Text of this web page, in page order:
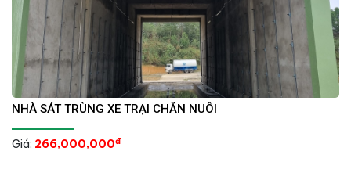
NHÀ SÁT TRÙNG XE TRẠI CHĂN NUÔI
Giá: 266,000,000đ